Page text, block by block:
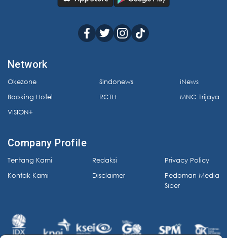
Network
Okezone
Booking Hotel
VISION+
Sindonews
RCTI+
iNews
MNC Trijaya
Company Profile
Tentang Kami
Kontak Kami
Redaksi
Disclaimer
Privacy Policy
Pedoman Media
Siber